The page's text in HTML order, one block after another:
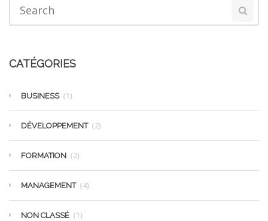
CATÉGORIES
BUSINESS (1)
DÉVELOPPEMENT (2)
FORMATION (2)
MANAGEMENT (4)
NON CLASSÉ (1)